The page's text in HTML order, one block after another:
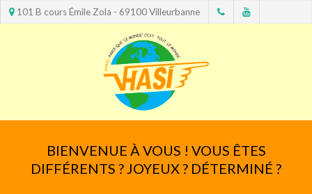
101 B cours Émile Zola - 69100 Villeurbanne
BIENVENUE À VOUS ! VOUS ÊTES
DIFFÉRENTS ? JOYEUX ? DÉTERMINÉ ?